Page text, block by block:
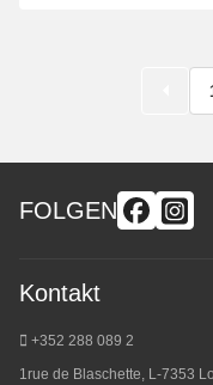
FOLGEN
Kontakt
+352 288 089 2
1rue de Blaschette, L-7353